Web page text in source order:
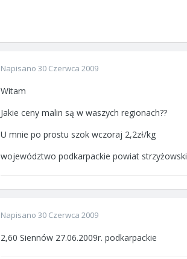
Napisano 30 Czerwca 2009
Witam
Jakie ceny malin są w waszych regionach??
U mnie po prostu szok wczoraj 2,2zł/kg
województwo podkarpackie powiat strzyżowski
Napisano 30 Czerwca 2009
2,60 Siennów 27.06.2009r. podkarpackie